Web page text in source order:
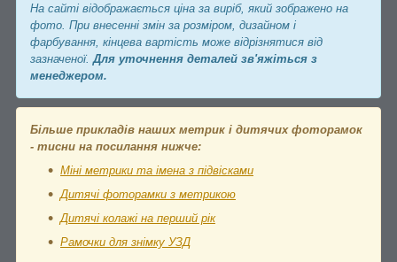
На сайті відображається ціна за виріб, який зображено на
фото. При внесенні змін за розміром, дизайном і
фарбування, кінцева вартість може відрізнятися від
зазначеної. Для уточнення деталей зв'яжіться з
менеджером.
Більше прикладів наших метрик і дитячих фоторамок
- тисни на посилання нижче:
Міні метрики та імена з підвісками
Дитячі фоторамки з метрикою
Дитячі колажі на перший рік
Рамочки для знімку УЗД